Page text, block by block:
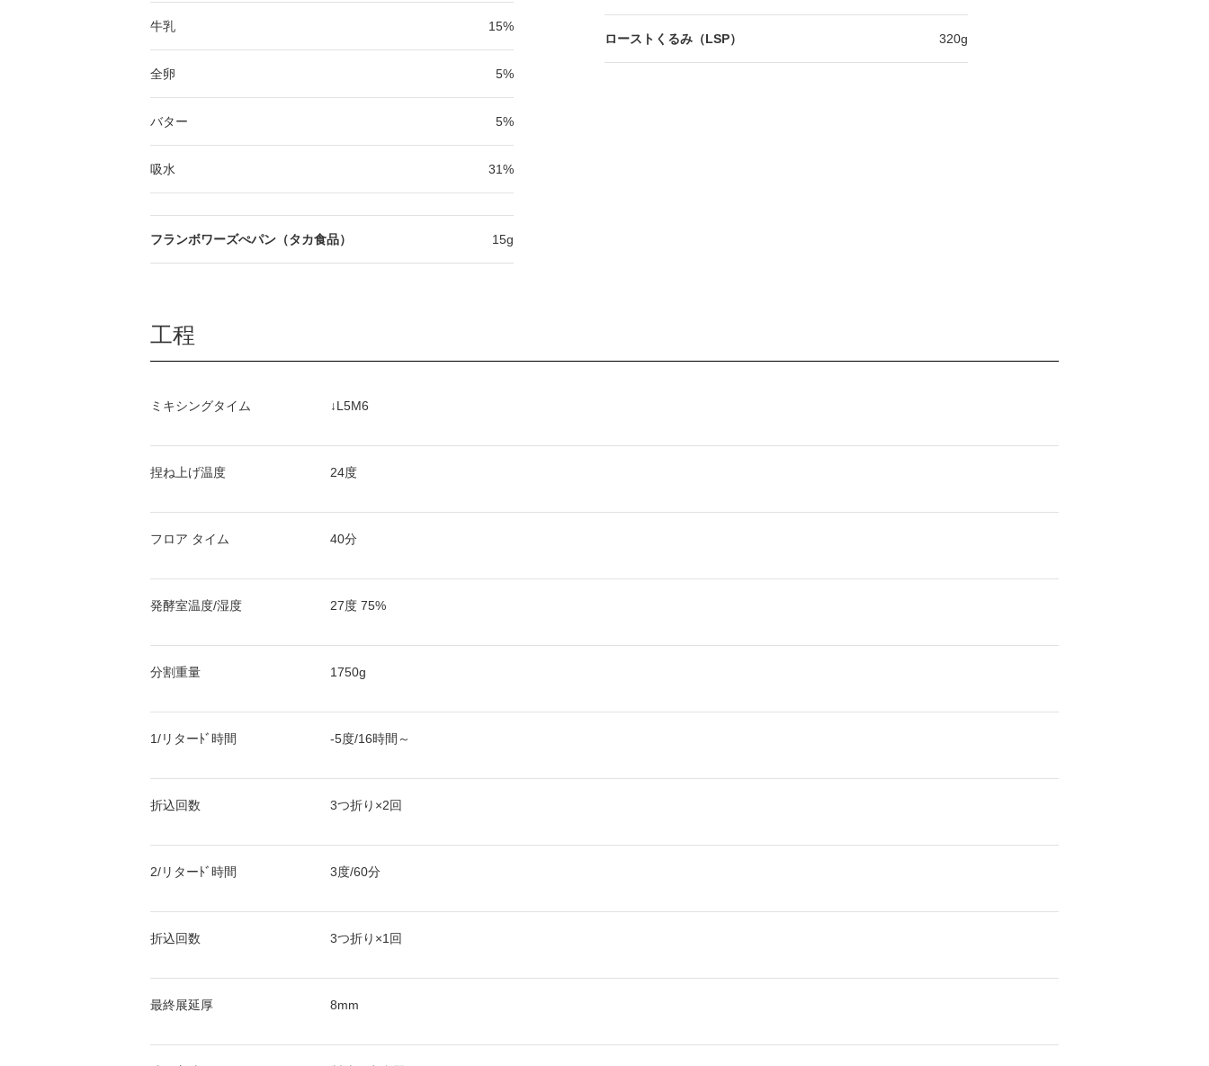
牛乳 15%
全卵 5%
バター 5%
吸水 31%
フランボワーズぺパン（タカ食品） 15g
ローストくるみ（LSP） 320g
工程
ミキシングタイム ↓L5M6
捏ね上げ温度 24度
フロア タイム 40分
発酵室温度/湿度 27度 75%
分割重量 1750g
1/リターﾄﾞ時間 -5度/16時間～
折込回数 3つ折り×2回
2/リターﾄﾞ時間 3度/60分
折込回数 3つ折り×1回
最終展延厚 8mm